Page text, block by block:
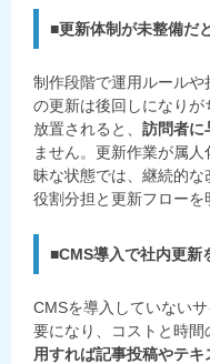
■更新体制が未整備だ
制作段階で運用ルール
の更新は後回しになりが
放置されると、 訪問者に
ません。更新作業が属
昧な状態では、継続的
役割分担と更新フローを
■CMS導入で社内更新
CMSを導入していない
要になり、コストと時間
用すれば記事投稿やテ